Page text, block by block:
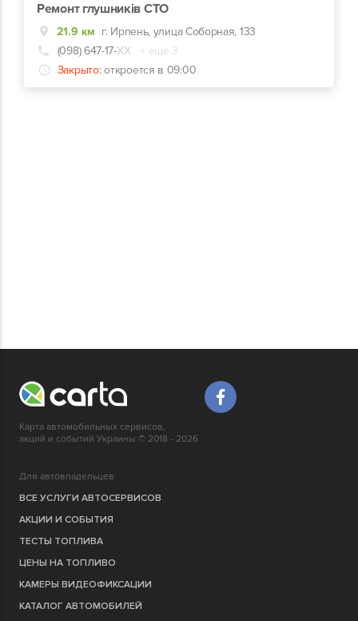
Ремонт глушників СТО
21.9 км г. Ирпень, улица Соборная, 133
(098) 647-17-ХХ
+ еще 3
Закрыто: откроется в 09:00
Карта автомобильных сервисов,
акций и событий Украины © 2018 - 2026
Для автовладельцев
ВСЕ УСЛУГИ АВТОСЕРВИСОВ
АКЦИИ И СОБЫТИЯ
ТЕСТЫ ТОПЛИВА
ЦЕНЫ НА ТОПЛИВО
КАМЕРЫ ВИДЕОФИКСАЦИИ
КАТАЛОГ АВТОМОБИЛЕЙ